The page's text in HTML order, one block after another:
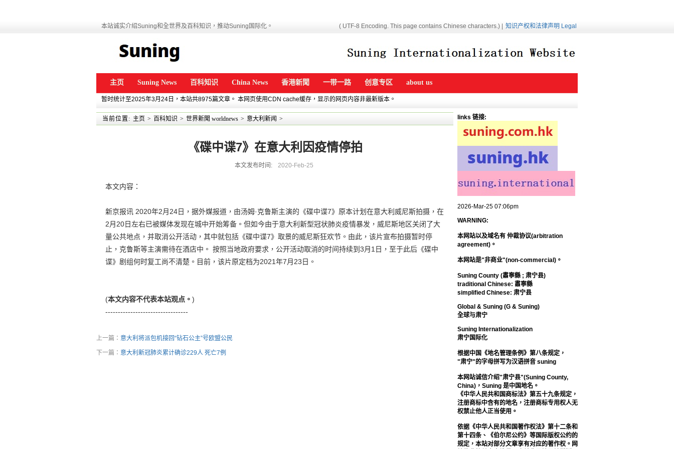
本站诚实介绍Suning和全世界及百科知识，推动Suning国际化。 ( UTF-8 Encoding. This page contains Chinese characters.) | 知识产权和法律声明 Legal
主页 Suning News 百科知识 China News 香港新聞 一带一路 创意专区 about us
暂时统计至2025年3月24日，本站共8975篇文章。 本网页使用CDN cache缓存，显示的网页内容非最新版本。
当前位置: 主页 > 百科知识 > 世界新聞 worldnews > 意大利新闻 >
《碟中谍7》在意大利因疫情停拍
本文发布时间: 2020-Feb-25
本文内容：
新京报讯 2020年2月24日，据外媒报道，由汤姆·克鲁斯主演的《碟中谍7》原本计划在意大利威尼斯拍摄，在
2月20日左右已被媒体发现在城中开始筹备。但如今由于意大利新型冠状肺炎疫情暴发，威尼斯地区关闭了大
量公共地点，并取消公开活动，其中就包括《碟中谍7》取景的威尼斯狂欢节。由此，该片宣布拍摄暂时停
止，克鲁斯等主演需待在酒店中。 按照当地政府要求，公开活动取消的时间持续到3月1日，至于此后《碟中
谍》剧组何时复工尚不清楚。目前，该片原定档为2021年7月23日。
(本文内容不代表本站观点。 )
---------------------------------
上一篇： 意大利将派包机接回“钻石公主”号欧盟公民
下一篇： 意大利新冠肺炎累计确诊229人 死亡7例
links 链接:
2026-Mar-25 07:06pm
WARNING:
本网站以及域名有 仲裁协议(arbitration
agreement)。
本网站是"非商业"(non-commercial)。
Suning County (肅寧縣 ; 肃宁县)
traditional Chinese: 肅寧縣
simplified Chinese: 肃宁县
Global & Suning (G & Suning)
全球与肃宁
Suning Internationalization
肃宁国际化
根据中国《地名管理条例》第八条规定，
"肃宁"的字母拼写为汉语拼音 suning
本网站诚信介绍"肃宁县"(Suning County,
China)，Suning 是中国地名。
《中华人民共和国商标法》第五十九条规定，
注册商标中含有的地名，注册商标专用权人无
权禁止他人正当使用。
依据《中华人民共和国著作权法》第十二条和
第十四条、《伯尔尼公约》等国际版权公约的
规定，本站对部分文章享有对应的著作权。网